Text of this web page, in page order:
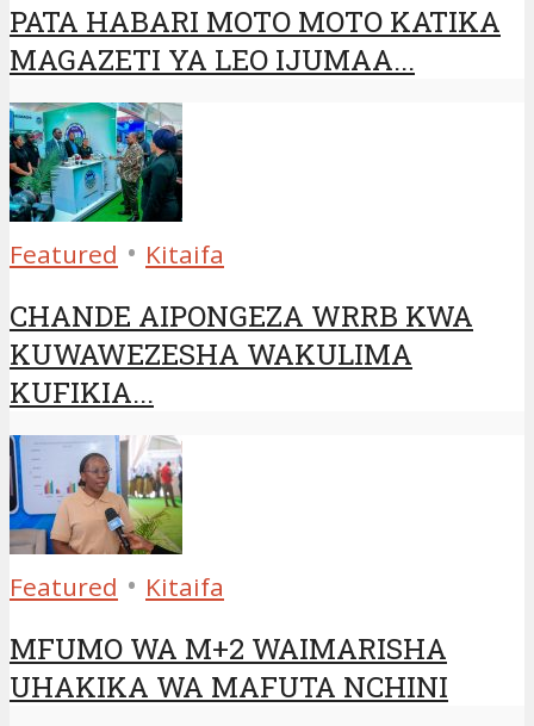
PATA HABARI MOTO MOTO KATIKA
MAGAZETI YA LEO IJUMAA...
Featured • Kitaifa
CHANDE AIPONGEZA WRRB KWA
KUWAWEZESHA WAKULIMA
KUFIKIA...
Featured • Kitaifa
MFUMO WA M+2 WAIMARISHA
UHAKIKA WA MAFUTA NCHINI